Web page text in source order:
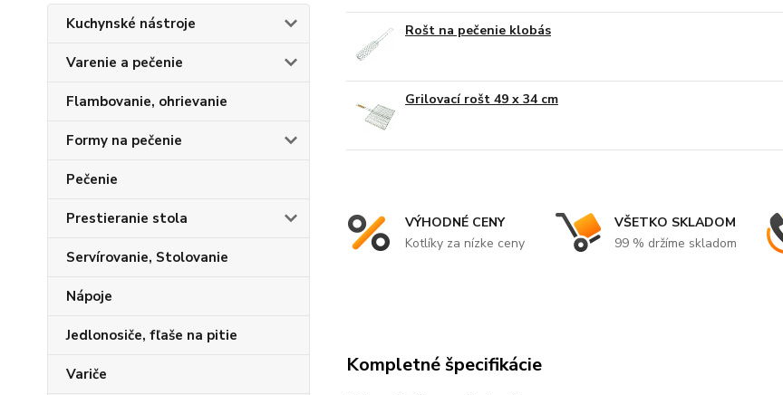
Kuchynské nástroje
Varenie a pečenie
Flambovanie, ohrievanie
Formy na pečenie
Pečenie
Prestieranie stola
Servírovanie, Stolovanie
Nápoje
Jedlonosiče, fľaše na pitie
Variče
Rošt na pečenie klobás
Grilovací rošt 49 x 34 cm
VÝHODNÉ CENY
Kotlíky za nízke ceny
VŠETKO SKLADOM
99 % držíme skladom
Kompletné špecifikácie